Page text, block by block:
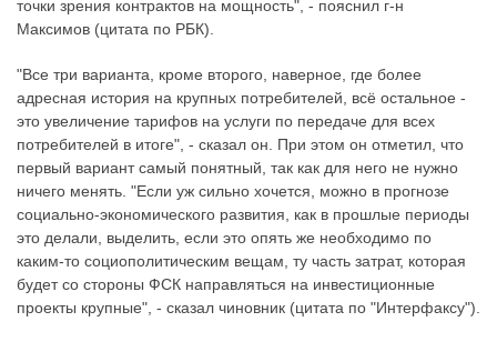
точки зрения контрактов на мощность", - пояснил г-н
Максимов (цитата по РБК).
"Все три варианта, кроме второго, наверное, где более
адресная история на крупных потребителей, всё остальное -
это увеличение тарифов на услуги по передаче для всех
потребителей в итоге", - сказал он. При этом он отметил, что
первый вариант самый понятный, так как для него не нужно
ничего менять. "Если уж сильно хочется, можно в прогнозе
социально-экономического развития, как в прошлые периоды
это делали, выделить, если это опять же необходимо по
каким-то социополитическим вещам, ту часть затрат, которая
будет со стороны ФСК направляться на инвестиционные
проекты крупные", - сказал чиновник (цитата по "Интерфаксу").